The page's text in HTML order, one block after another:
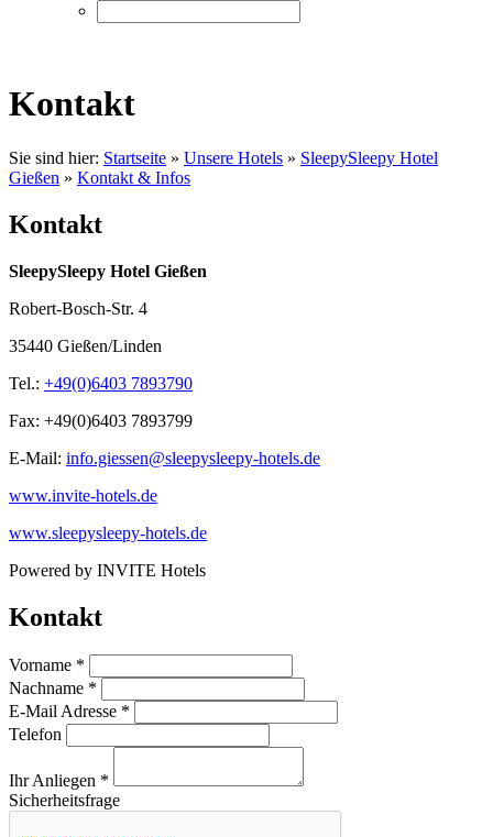
Kontakt
Sie sind hier: Startseite » Unsere Hotels » SleepySleepy Hotel
Gießen » Kontakt & Infos
Kontakt
SleepySleepy Hotel Gießen
Robert-Bosch-Str. 4
35440 Gießen/Linden
Tel.: +49(0)6403 7893790
Fax: +49(0)6403 7893799
E-Mail: info.giessen@sleepysleepy-hotels.de
www.invite-hotels.de
www.sleepysleepy-hotels.de
Powered by INVITE Hotels
Kontakt
Vorname *
Nachname *
E-Mail Adresse *
Telefon
Ihr Anliegen *
Sicherheitsfrage